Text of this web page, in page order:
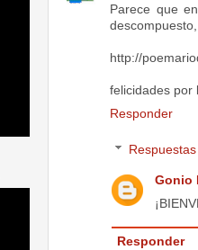
Parece que
http://
felicidades por
Responder
Respuestas
Gonio
Responder